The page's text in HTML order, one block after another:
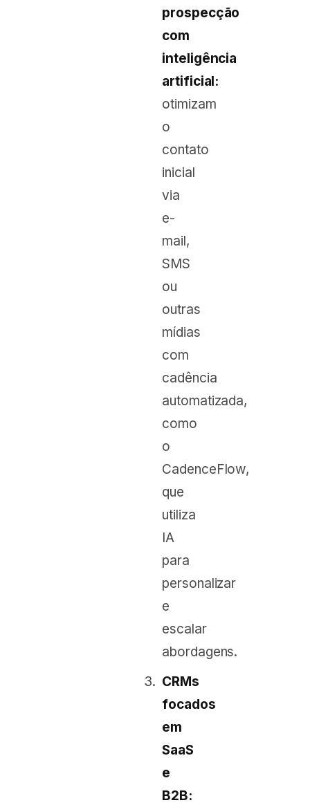
prospecção
com
inteligência
artificial:
otimizam
o
contato
inicial
via
e-
mail,
SMS
ou
outras
mídias
com
cadência
automatizada,
como
o
CadenceFlow,
que
utiliza
IA
para
personalizar
e
escalar
abordagens.
CRMs
focados
em
SaaS
e
B2B: